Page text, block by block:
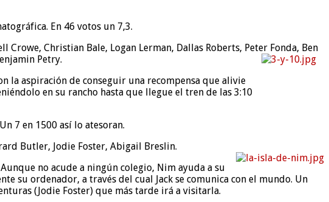
En 46 votos un 7,3.
Crowe, Christian Bale, Logan Lerman, Dallas Roberts, Peter Fonda, Ben
Petry.
la aspiración de conseguir una recompensa que alivie
en su rancho hasta que llegue el tren de las 3:10
7 en 1500 así lo atesoran.
Butler, Jodie Foster, Abigail Breslin.
no acude a ningún colegio, Nim ayuda a su
su ordenador, a través del cual Jack se comunica con el mundo. Un
(Jodie Foster) que más tarde irá a visitarla.